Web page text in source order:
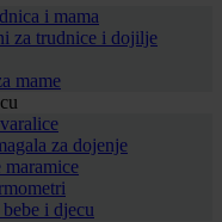
i mama
za trudnice i dojilje
mame
za dojenje
maramice
i djecu